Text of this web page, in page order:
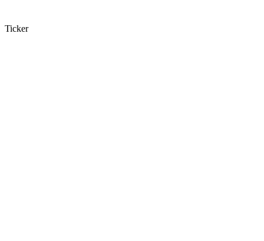
Ticker